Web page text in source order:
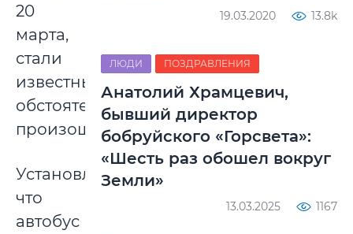
20
марта,
стали
известны
обстоятельства
произошедшего.
Установлено,
что
автобус
19.03.2020 13.8k
ЛЮДИ ПОЗДРАВЛЕНИЯ
Анатолий Храмцевич,
бывший директор
бобруйского «Горсвета»:
«Шесть раз обошел вокруг
Земли»
13.03.2025 1167